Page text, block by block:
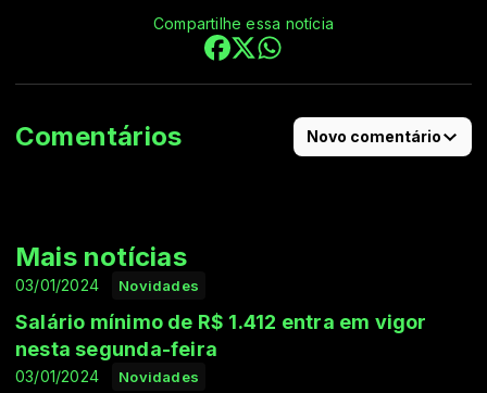
Compartilhe essa notícia
Comentários Novo comentário
Mais notícias
Novidades
03/01/2024
Salário mínimo de R$ 1.412 entra em vigor
nesta segunda-feira
Novidades
03/01/2024